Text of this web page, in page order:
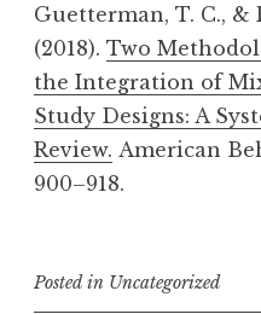
Guetterman, T. C., &
(2018). Two
the Integration of
Study Designs: A
Review. American
900–918.
Posted in Uncategorized